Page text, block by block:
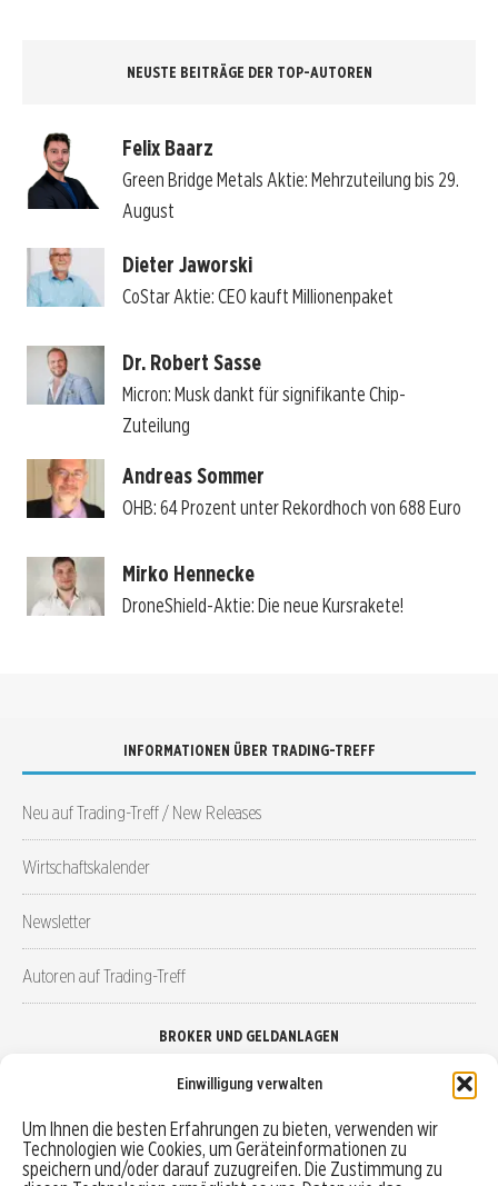
Einwilligung verwalten
Um Ihnen die besten Erfahrungen zu bieten, verwenden wir
Technologien wie Cookies, um Geräteinformationen zu
speichern und/oder darauf zuzugreifen. Die Zustimmung zu
NEUSTE BEITRÄGE DER TOP-AUTOREN
Felix Baarz
Green Bridge Metals Aktie: Mehrzuteilung bis 29.
August
Dieter Jaworski
CoStar Aktie: CEO kauft Millionenpaket
Dr. Robert Sasse
Micron: Musk dankt für signifikante Chip-
Zuteilung
Andreas Sommer
OHB: 64 Prozent unter Rekordhoch von 688 Euro
Mirko Hennecke
DroneShield-Aktie: Die neue Kursrakete!
INFORMATIONEN ÜBER TRADING-TREFF
Neu auf Trading-Treff / New Releases
Wirtschaftskalender
Newsletter
Autoren auf Trading-Treff
BROKER UND GELDANLAGEN
Robo-Advisor vergleichen